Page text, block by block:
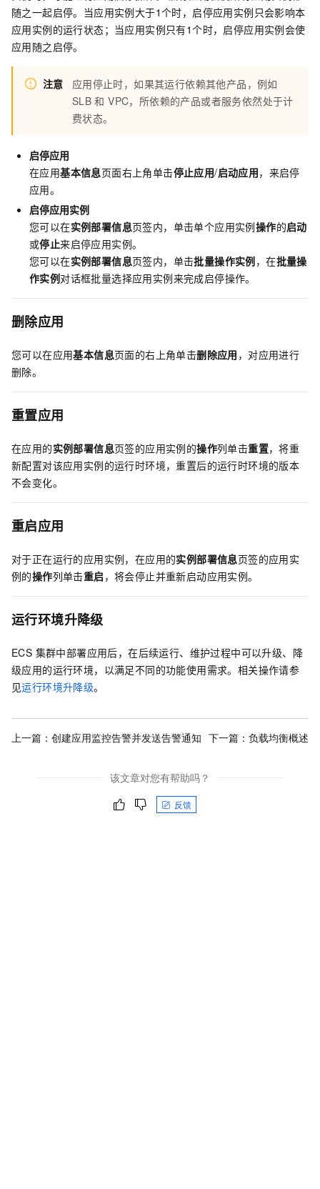
随之一起启停。当应用实例大于1个时，启停应用实例只会影响本
应用实例的运行状态；当应用实例只有1个时，启停应用实例会使
应用随之启停。
注意
应用停止时，如果其运行依赖其他产品，例如
SLB 和 VPC，所依赖的产品或者服务依然处于计
费状态。
启停应用
在应用基本信息页面右上角单击停止应用/启动应用，来启停
应用。
启停应用实例
您可以在实例部署信息页签内，单击单个应用实例操作的启动
或停止来启停应用实例。
您可以在实例部署信息页签内，单击批量操作实例，在批量操
作实例对话框批量选择应用实例来完成启停操作。
删除应用
您可以在应用基本信息页面的右上角单击删除应用 ，对应用进行
删除。
重置应用
在应用的实例部署信息页签的应用实例的操作列单击重置，将重
新配置对该应用实例的运行时环境，重置后的运行时环境的版本
不会变化。
重启应用
对于正在运行的应用实例，在应用的实例部署信息页签的应用实
例的操作列单击重启 ，将会停止并重新启动应用实例。
运行环境升降级
ECS 集群中部署应用后，在后续运行、维护过程中可以升级、降
级应用的运行环境，以满足不同的功能使用需求。相关操作请参
见运行环境升降级。
上一篇： 创建应用监控告警并发送告警通知 下一篇： 负载均衡概述
该文章对您有帮助吗？
反馈